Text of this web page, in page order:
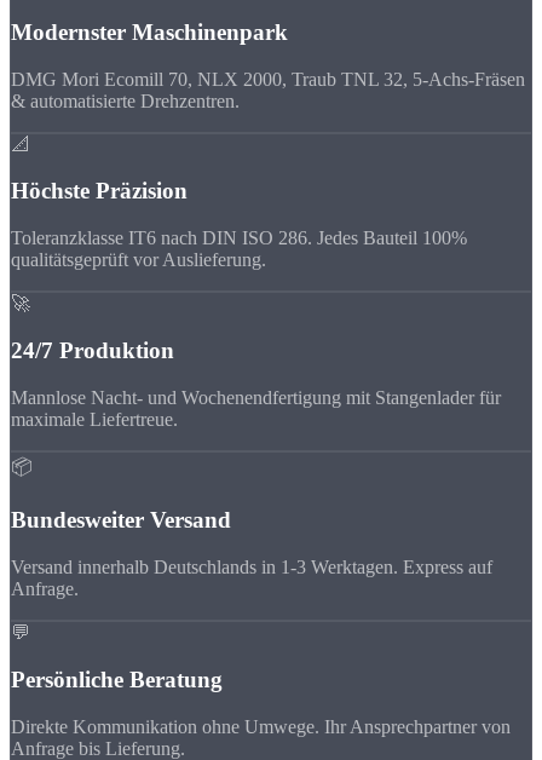
Modernster Maschinenpark
DMG Mori Ecomill 70, NLX 2000, Traub TNL 32, 5-Achs-Fräsen
& automatisierte Drehzentren.
📐
Höchste Präzision
Toleranzklasse IT6 nach DIN ISO 286. Jedes Bauteil 100%
qualitätsgeprüft vor Auslieferung.
🚀
24/7 Produktion
Mannlose Nacht- und Wochenendfertigung mit Stangenlader für
maximale Liefertreue.
📦
Bundesweiter Versand
Versand innerhalb Deutschlands in 1-3 Werktagen. Express auf
Anfrage.
💬
Persönliche Beratung
Direkte Kommunikation ohne Umwege. Ihr Ansprechpartner von
Anfrage bis Lieferung.